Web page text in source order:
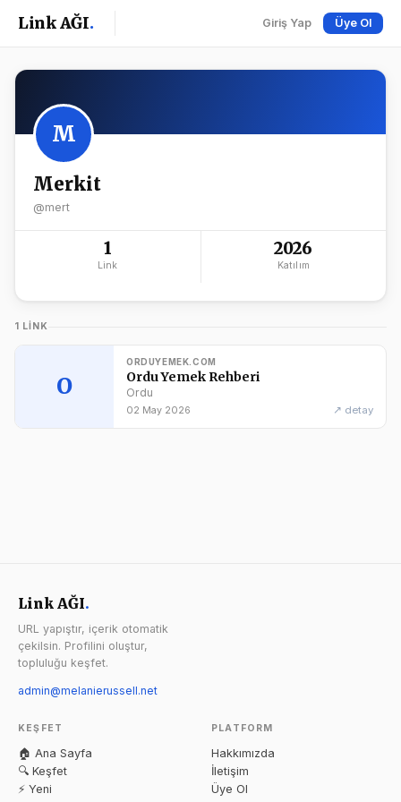
Link AĞI. Giriş Yap Üye Ol
M
Merkit
@mert
1
Link
2026
Katılım
1 LINK
O
ORDUYEMEK.COM
Ordu Yemek Rehberi
Ordu
02 May 2026 ↗ detay
Link AĞI.
URL yapıştır, içerik otomatik
çekilsin. Profilini oluştur,
topluluğu keşfet.
admin@melanierussell.net
KEŞFET
🏠 Ana Sayfa
🔍 Keşfet
⚡ Yeni
PLATFORM
Hakkımızda
İletişim
Üye Ol